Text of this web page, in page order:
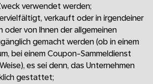
verwendet werden;
verkauft oder in irgendeiner
oder von Ihnen der allgemeinen
gemacht werden (ob in einem
bei einem Coupon-Sammeldienst
es sei denn, das Unternehmen
gestattet;